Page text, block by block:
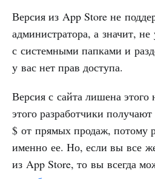
Версия из App Store не
администратора, а значит,
с системными папками и
у вас нет прав доступа.
Версия с сайта лишена этого
этого разработчики
$ от прямых продаж, потому
именно ее. Но, если вы все
из App Store, то вы всегда